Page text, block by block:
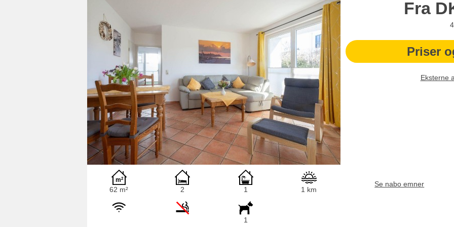
Fra
4
Priser
Eksterne
62 m² 2 1 1 km
1
Se nabo emner